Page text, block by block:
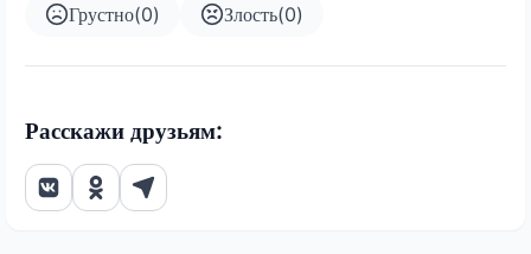
Грустно(0) Злость(0)
Расскажи друзьям: